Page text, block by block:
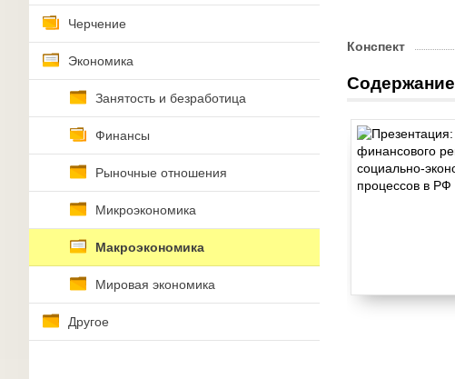
Черчение
Экономика
Занятость и безработица
Финансы
Рыночные отношения
Микроэкономика
Макроэкономика
Мировая экономика
Другое
Конспект
Содержание